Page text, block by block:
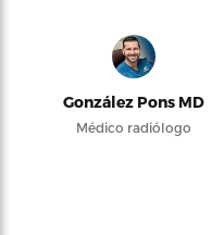
González Pons MD
Médico radiólogo